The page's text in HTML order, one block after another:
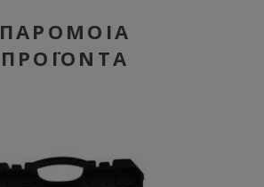
ΠΑΡΌΜΟΙΑ
ΠΡΟΪΌΝΤΑ